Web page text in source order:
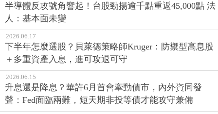
半導體反攻號角響起！台股勁揚逾千點重返45,000點 法
人：基本面未變
2026.06.17
下半年怎麼選股？貝萊德策略師Kruger：防禦型高息股
＋多重資產入息，進可攻退可守
2026.06.15
升息還是降息？華許6月首會牽動債市，內外資同發
聲：Fed面臨兩難，短天期非投等債才能攻守兼備